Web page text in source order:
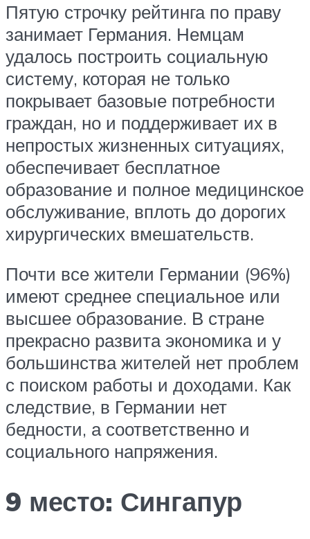
Пятую строчку рейтинга по праву
занимает Германия. Немцам
удалось построить социальную
систему, которая не только
покрывает базовые потребности
граждан, но и поддерживает их в
непростых жизненных ситуациях,
обеспечивает бесплатное
образование и полное медицинское
обслуживание, вплоть до дорогих
хирургических вмешательств.
Почти все жители Германии (96%)
имеют среднее специальное или
высшее образование. В стране
прекрасно развита экономика и у
большинства жителей нет проблем
с поиском работы и доходами. Как
следствие, в Германии нет
бедности, а соответственно и
социального напряжения.
9 место: Сингапур